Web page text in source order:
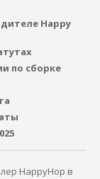
Happy
по сборке
HappyHop в